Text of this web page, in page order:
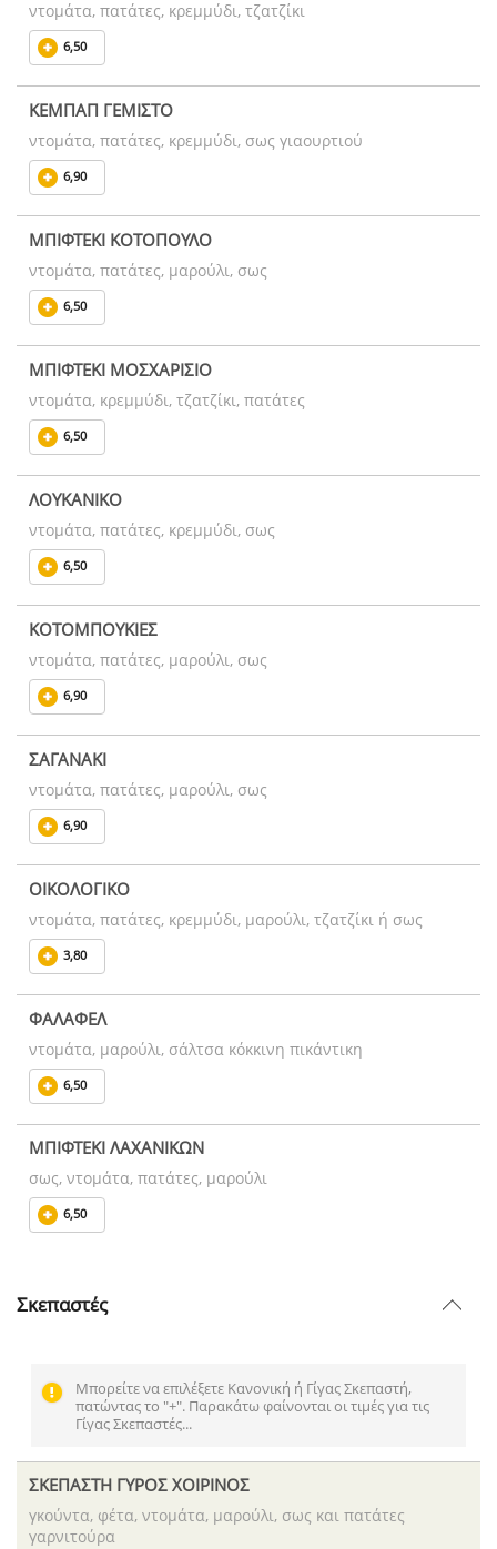
ντομάτα, πατάτες, κρεμμύδι, τζατζίκι
6,50
ΚΕΜΠΑΠ ΓΕΜΙΣΤΟ
ντομάτα, πατάτες, κρεμμύδι, σως γιαουρτιού
6,90
ΜΠΙΦΤΕΚΙ ΚΟΤΟΠΟΥΛΟ
ντομάτα, πατάτες, μαρούλι, σως
6,50
ΜΠΙΦΤΕΚΙ ΜΟΣΧΑΡΙΣΙΟ
ντομάτα, κρεμμύδι, τζατζίκι, πατάτες
6,50
ΛΟΥΚΑΝΙΚΟ
ντομάτα, πατάτες, κρεμμύδι, σως
6,50
ΚΟΤΟΜΠΟΥΚΙΕΣ
ντομάτα, πατάτες, μαρούλι, σως
6,90
ΣΑΓΑΝΑΚΙ
ντομάτα, πατάτες, μαρούλι, σως
6,90
ΟΙΚΟΛΟΓΙΚΟ
ντομάτα, πατάτες, κρεμμύδι, μαρούλι, τζατζίκι ή σως
3,80
ΦΑΛΑΦΕΛ
ντομάτα, μαρούλι, σάλτσα κόκκινη πικάντικη
6,50
ΜΠΙΦΤΕΚΙ ΛΑΧΑΝΙΚΩΝ
σως, ντομάτα, πατάτες, μαρούλι
6,50
Σκεπαστές
Μπορείτε να επιλέξετε Κανονική ή Γίγας Σκεπαστή,
πατώντας το "+". Παρακάτω φαίνονται οι τιμές για τις
Γίγας Σκεπαστές...
ΣΚΕΠΑΣΤΗ ΓΥΡΟΣ ΧΟΙΡΙΝΟΣ
γκούντα, φέτα, ντομάτα, μαρούλι, σως και πατάτες
γαρνιτούρα